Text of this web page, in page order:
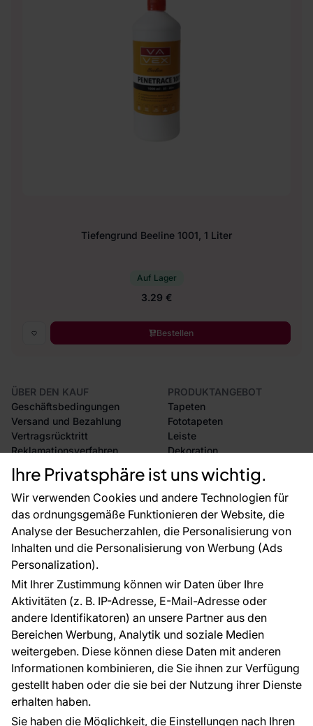
Ihre Privatsphäre ist uns wichtig.
Wir verwenden Cookies und andere Technologien für
das ordnungsgemäße Funktionieren der Website, die
Analyse der Besucherzahlen, die Personalisierung von
Inhalten und die Personalisierung von Werbung (Ads
Personalization).
Mit Ihrer Zustimmung können wir Daten über Ihre
Aktivitäten (z. B. IP-Adresse, E-Mail-Adresse oder
andere Identifikatoren) an unsere Partner aus den
Bereichen Werbung, Analytik und soziale Medien
weitergeben. Diese können diese Daten mit anderen
Informationen kombinieren, die Sie ihnen zur Verfügung
gestellt haben oder die sie bei der Nutzung ihrer Dienste
erhalten haben.
Sie haben die Möglichkeit, die Einstellungen nach Ihren
Tiefengrund Beeline 1001, 1 Liter
Auf Lager
3.29 €
Bestellen
ÜBER DEN KAUF
Geschäftsbedingungen
Versand und Bezahlung
Vertragsrücktritt
Reklamationsverfahren
Rücksendung von Waren
CE-Zertifizierung
Großhandel
Raumvisualisierung
PRODUKTANGEBOT
Tapeten
Fototapeten
Leiste
Dekoration
Selbstklebende Folien
Zubehör
Tapetenmuster
FÜR SIE
Blog
EU-Projekte
Ratschläge und Tipps
FAQ
ÜBER DAS UNTERNEHMEN
Kontakt
Haben Sie Fragen? Wir helfen Ihnen gerne weiter
und beraten Sie persönlich.